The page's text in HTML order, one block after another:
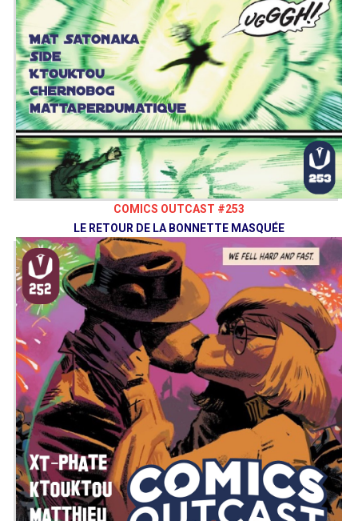
COMICS OUTCAST #253
LE RETOUR DE LA BONNETTE MASQUÉE